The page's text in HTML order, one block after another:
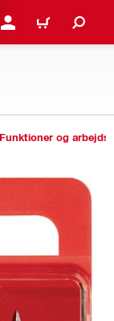
IND ELLER
INDKØBSKURV
Funktioner og